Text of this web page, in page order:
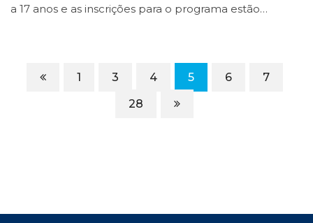
a 17 anos e as inscrições para o programa estão…
1 3 4 5 6
7
28